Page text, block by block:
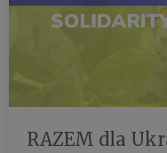
RAZEM dla